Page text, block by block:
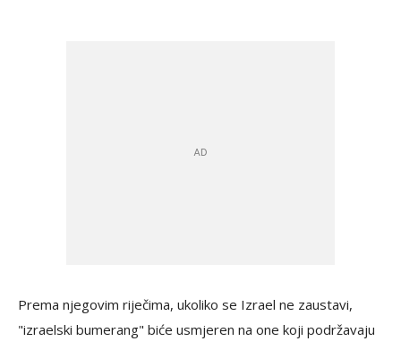
Prema njegovim riječima, ukoliko se Izrael ne zaustavi,
"izraelski bumerang" biće usmjeren na one koji podržavaju